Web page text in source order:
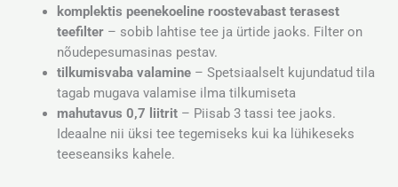
komplektis peenekoeline roostevabast terasest
teefilter– sobib lahtise tee ja ürtide jaoks. Filter on
nõudepesumasinas pestav.
tilkumisvaba valamine– Spetsiaalselt kujundatud tila
tagab mugava valamise ilma tilkumiseta
mahutavus 0,7 liitrit– Piisab 3 tassi tee jaoks.
Ideaalne nii üksi tee tegemiseks kui ka lühikeseks
teeseansiks kahele.